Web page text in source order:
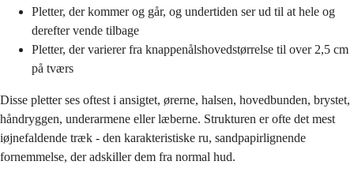
Pletter, der kommer og går, og undertiden ser ud til at hele og
derefter vende tilbage
Pletter, der varierer fra knappenålshovedstørrelse til over 2,5 cm
på tværs
Disse pletter ses oftest i ansigtet, ørerne, halsen, hovedbunden, brystet,
håndryggen, underarmene eller læberne. Strukturen er ofte det mest
iøjnefaldende træk - den karakteristiske ru, sandpapirlignende
fornemmelse, der adskiller dem fra normal hud.